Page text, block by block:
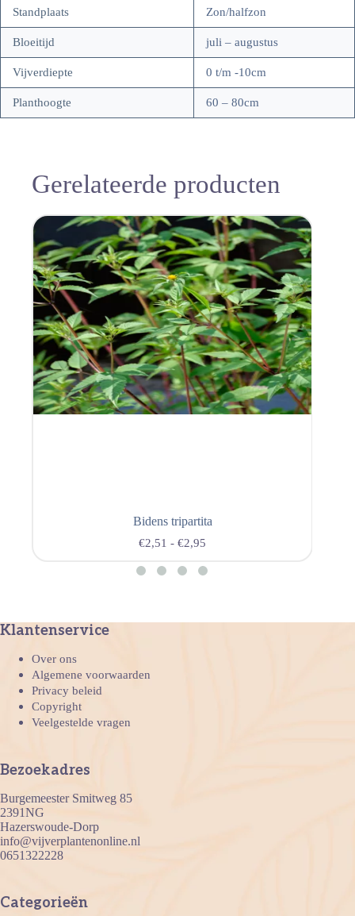
Standplaats Zon/halfzon
Bloeitijd juli – augustus
Vijverdiepte 0 t/m -10cm
Planthoogte 60 – 80cm
Gerelateerde producten
Bidens tripartita
€2,51 -€2,95
Klantenservice
Over ons
Algemene voorwaarden
Privacy beleid
Copyright
Veelgestelde vragen
Bezoekadres
Burgemeester Smitweg 85
2391NG
Hazerswoude-Dorp
info@vijverplantenonline.nl
0651322228
Categorieën